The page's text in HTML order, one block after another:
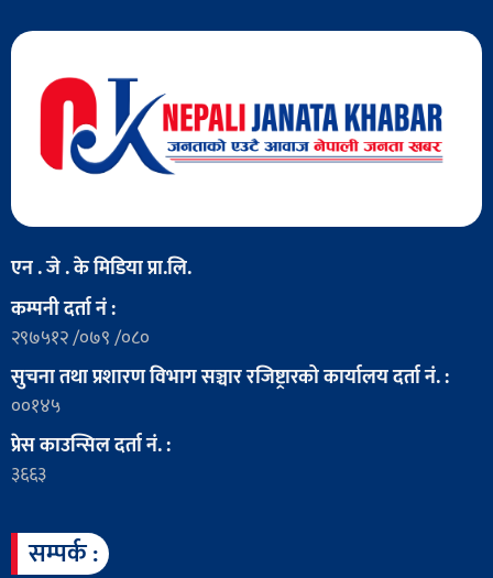
एन . जे . के मिडिया प्रा.लि.
कम्पनी दर्ता नं :
२९७५१२ /०७९ /०८०
सुचना तथा प्रशारण विभाग सञ्चार रजिष्ट्रारको कार्यालय दर्ता नं. :
००१४५
प्रेस काउन्सिल दर्ता नं. :
३६६३
सम्पर्क :